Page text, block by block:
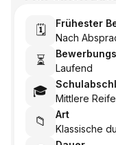
🗓️
Frühester
Nach
⏳
Laufend
🎓
Mittlere Reife
📁
Art
Klassische